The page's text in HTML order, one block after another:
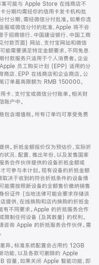
案可能与 Apple Store 在线商店不
分期均需经你的信用卡发卡机构批
付分期，需经微信分付批准。如果你选
服或微信分付的批准，Apple 将不会
招商银行、中国建设银行、中国工商
付款页面) 网站、支付宝网站和微信
能需要满足特定金额要求，不同免息
付款服务只适用于个人消费者。企业
员工购买计划 (EPP) 适用的分
商店、EPP 在线商店和企业商店。公
订单最高限额为 RMB 150000。
卡、支付宝或微信分付账单。相关财
账户中。
包含增值税。所有订单均可享受免费
。折抵金额报价仅为预估价，实际折
况、配置、推出年份，以及发售国家
务合作伙伴提供的设备折抵金额或
可参与本计划。现有设备的折抵金额
决于收到的符合折抵条件的设备情
能需按照新设备的全额售价缴纳销售
份证件 (当地法律可能会要求存储该
供，在线换购和店内换购的折抵金
不同要求。Apple 的折抵服务合作
限制任何设备 (及其数量) 的权利。
咨询 Apple 的折抵服务合作伙伴。需
异。标准系统配置会占用约 12GB
能，以及各款可删除的 Apple
量，如果关闭 Apple 智能功能，即